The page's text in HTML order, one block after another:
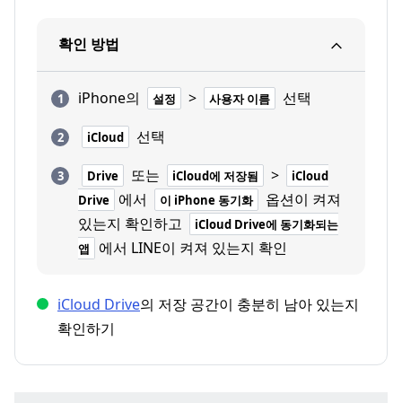
확인 방법
iPhone의 설정 > 사용자 이름 선택
iCloud 선택
Drive 또는 iCloud에 저장됨 >
iCloud
Drive
에서 이 iPhone 동기화
옵션이 켜져
있는지 확인하고
iCloud Drive에 동기화되는
앱
에서 LINE이 켜져 있는지 확인
iCloud Drive의 저장 공간이 충분히 남아 있는지
확인하기